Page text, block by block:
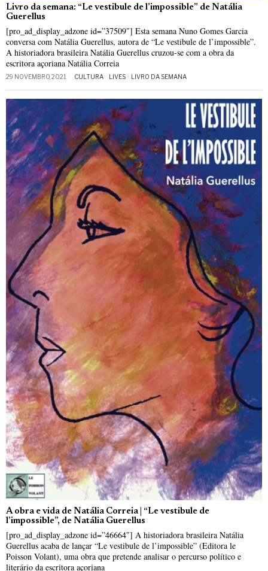
Livro da semana: “Le vestibule de l’impossible” de Natália
Guerellus
[pro_ad_display_adzone id=”37509″] Esta semana Nuno Gomes Garcia
conversa com Natália Guerellus, autora de “Le vestibule de l’impossible”.
A historiadora brasileira Natália Guerellus cruzou-se com a obra da
escritora açoriana Natália Correia
29 NOVEMBRO, 2021 CULTURA · LIVES · LIVRO DA SEMANA
A obra e vida de Natália Correia | “Le vestibule de
l’impossible”, de Natália Guerellus
[pro_ad_display_adzone id=”46664″] A historiadora brasileira Natália
Guerellus acaba de lançar “Le vestibule de l’impossible” (Editora le
Poisson Volant), uma obra que pretende analisar o percurso político e
literário da escritora açoriana